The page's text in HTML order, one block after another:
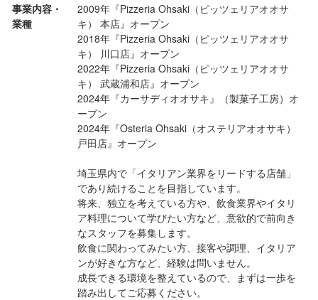
・リッチ ディ マーレ タリアテッレ 紅ズワイガニのクリームソー
ス ネリウニ風味
ピザは子供達が選んで
・プロシュット エ ルッコラ
事業内容・
業種
2009年『Pizzeria Ohsaki（ピッツェリアオオサ
キ） 本店』オープン
2018年『Pizzeria Ohsaki（ピッツェリアオオサ
キ） 川口店』オープン
2022年『Pizzeria Ohsaki（ピッツェリアオオサ
キ） 武蔵浦和店』オープン
2024年『カーサディオオサキ』（製菓子工房）オ
ープン
2024年『Osteria Ohsaki（オステリアオオサキ）
戸田店』オープン
埼玉県内で「イタリアン業界をリードする店舗」
であり続けることを目指しています。
将来、独立を考えている方や、飲食業界やイタリ
ア料理について学びたい方など、意欲的で前向き
なスタッフを募集します。
飲食に関わってみたい方、接客や調理、イタリア
ンが好きな方など、経験は問いません。
成長できる環境を整えているので、まずは一歩を
踏み出してご応募ください。